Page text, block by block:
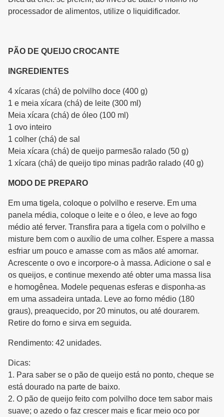
processador de alimentos, utilize o liquidificador.
PÃO DE QUEIJO CROCANTE
INGREDIENTES
4 xícaras (chá) de polvilho doce (400 g)
1 e meia xícara (chá) de leite (300 ml)
Meia xícara (chá) de óleo (100 ml)
1 ovo inteiro
1 colher (chá) de sal
Meia xícara (chá) de queijo parmesão ralado (50 g)
1 xícara (chá) de queijo tipo minas padrão ralado (40 g)
MODO DE PREPARO
Em uma tigela, coloque o polvilho e reserve. Em uma
panela média, coloque o leite e o óleo, e leve ao fogo
médio até ferver. Transfira para a tigela com o polvilho e
misture bem com o auxílio de uma colher. Espere a massa
esfriar um pouco e amasse com as mãos até amornar.
Acrescente o ovo e incorpore-o à massa. Adicione o sal e
os queijos, e continue mexendo até obter uma massa lisa
e homogênea. Modele pequenas esferas e disponha-as
em uma assadeira untada. Leve ao forno médio (180
graus), preaquecido, por 20 minutos, ou até dourarem.
Retire do forno e sirva em seguida.
Rendimento: 42 unidades.
Dicas:
1. Para saber se o pão de queijo está no ponto, cheque se
está dourado na parte de baixo.
2. O pão de queijo feito com polvilho doce tem sabor mais
suave; o azedo o faz crescer mais e ficar meio oco por